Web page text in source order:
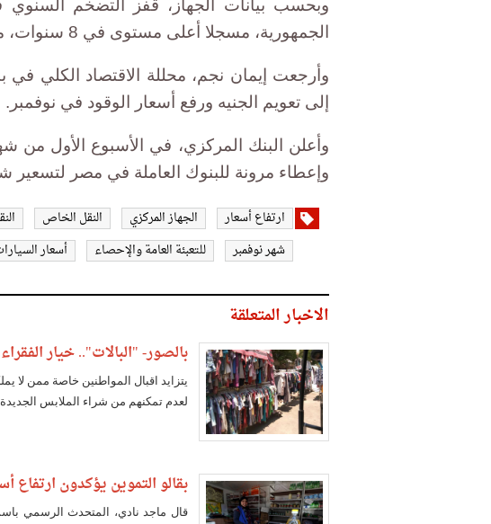
الجمهورية، مسجلا أعلى مستوى في 8 سنوات، مقابل 14% في أكتوبر.
وأرجعت إيمان نجم، محللة الاقتصاد الكلي في
إلى تعويم الجنيه ورفع أسعار الوقود في نوفمبر.
وأعلن البنك المركزي، في الأسبوع الأول من
وإعطاء مرونة للبنوك العاملة في مصر لتسعير
ارتفاع أسعار الجهاز المركزي النقل الخاص
شهر نوفمبر
للتعبئة العامة والإحصاء أسعار
الاخبار المتعلقة
بالصور- "البالات".. خيار
يتزايد اقبال المواطنين خاصة ممن لا
لعدم تمكنهم من شراء الملابس
بقالو التموين يؤكدون ارتفاع
قال ماجد نادي، المتحدث الرسمي